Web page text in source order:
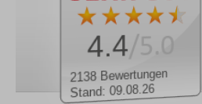
2138 Bewertungen
Stand: 09.08.26
4.4/5.0